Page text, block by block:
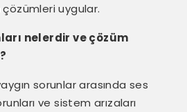
uygular.
nelerdir ve çözüm
sorunlar arasında ses
ve sistem arızaları